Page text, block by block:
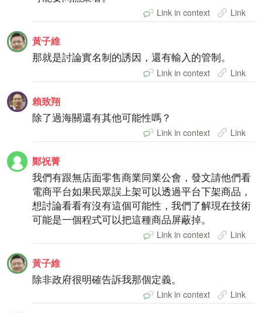
Link in context Link
黃子維
那就是討論實名制的誘因，還有輸入的管制。
Link in context Link
賴致翔
除了過海關還有其他可能性嗎？
Link in context Link
鄭祝菁
我們有跟無店面零售商業同業公會，發文請他們看
電商平台如果民眾誤上架可以透過平台下架商品，
想討論看看有沒有這個可能性，我們了解現在技術
可能是一個程式可以把這種商品屏蔽掉。
Link in context Link
黃子維
除非政府很明確告訴我那個定義。
Link in context Link